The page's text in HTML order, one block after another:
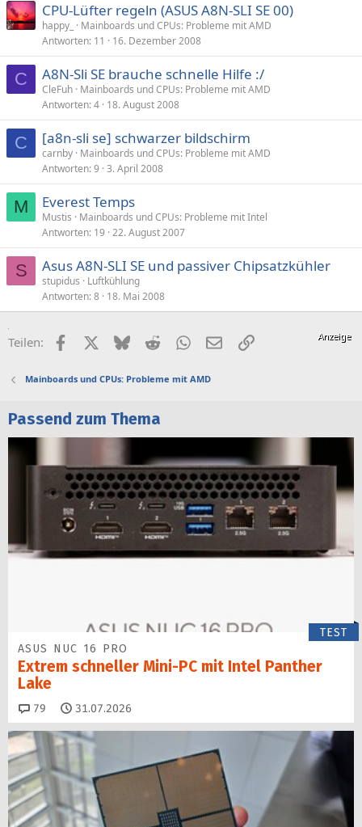
CPU-Lüfter regeln (ASUS A8N-SLI SE 00)
happy_
Mainboards und CPUs: Probleme mit AMD
Antworten 11 16. Dezember 2008
C A8N-Sli SE brauche schnelle Hilfe :/
CleFuh Mainboards und CPUs: Probleme mit AMD
Antworten 4 18. August 2008
C [a8n-sli se] schwarzer bildschirm
carnby Mainboards und CPUs: Probleme mit AMD
Antworten 9 3. April 2008
M Everest Temps
Mustis
Mainboards und CPUs: Probleme mit Intel
Antworten 19 22. August 2007
S Asus A8N-SLI SE und passiver Chipsatzkühler
stupidus
Luftkühlung
Antworten 8 18. Mai 2008
Teilen: FacebookX (Twitter)
BlueskyRedditWhatsApp
E-MailLink
Mainboards und CPUs: Probleme mit AMD
Passend zum Thema
TEST
ASUS NUC 16 PRO
Extrem schneller Mini-PC mit Intel Panther
Lake
79 Kommentare
31.07.2026